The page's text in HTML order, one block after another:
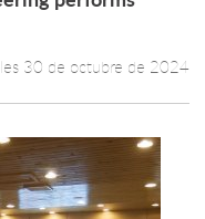
Leer más +
30 de octubre de 2024